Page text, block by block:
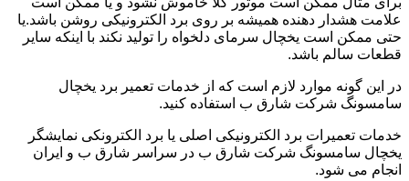
علامت هشدار دهنده همیشه بر روی برد الکترونیکی روشن باشد.یا
حتی ممکن است یخچال سرمای دلخواه را تولید نکند با اینکه سایر
قطعات سالم باشد.
در این گونه موارد لازم است که از خدمات تعمیر برد یخچال
سامسونگ شرکت شارق ب استفاده کنید.
خدمات تعمیرات برد الکترونیکی اصلی یا برد الکترونکی نمایشگر
یخچال سامسونگ شرکت شارق ب در سراسر شارق ب و ایران
انجام می شود.